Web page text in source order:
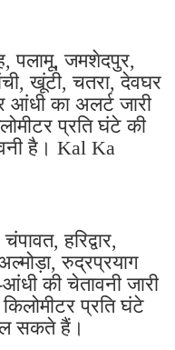
पलामू, जमशेदपुर,
खूंटी, चतरा, देवघर
आंधी का अलर्ट जारी
प्रति घंटे की
है। Kal Ka
हरिद्वार,
रुद्रप्रयाग
की चेतावनी जारी
प्रति घंटे
सकते हैं।